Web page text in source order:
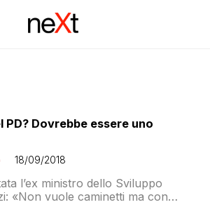
PD? Dovrebbe essere uno
18/09/2018
l’ex ministro dello Sviluppo
«Non vuole caminetti ma con